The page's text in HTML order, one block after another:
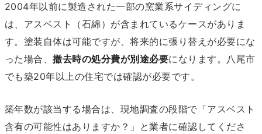
2004年以前に製造された一部の窯業系サイディングに
は、アスベスト（石綿）が含まれているケースがありま
す。塗装自体は可能ですが、将来的に張り替えが必要にな
った場合、撤去時の処分費が別途必要になります。八尾市
でも築20年以上の住宅では確認が必要です。
築年数が該当する場合は、現地調査の段階で「アスベスト
含有の可能性はありますか？」と業者に確認してくださ